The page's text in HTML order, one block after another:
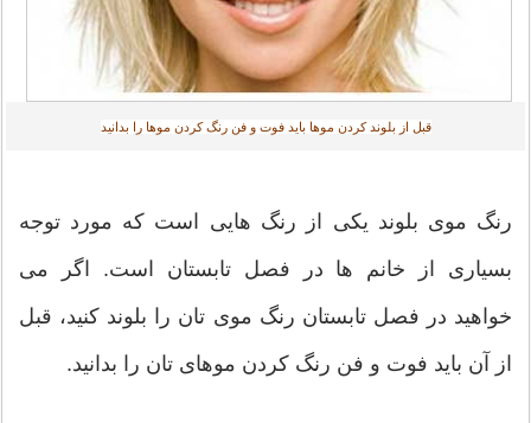
قبل از بلوند کردن موها باید فوت و فن رنگ کردن موها را بدانید
رنگ موی بلوند یکی از رنگ هایی است که مورد توجه
بسیاری از خانم ها در فصل تابستان است. اگر می
خواهید در فصل تابستان رنگ موی تان را بلوند کنید، قبل
از آن باید فوت و فن رنگ کردن موهای تان را بدانید.